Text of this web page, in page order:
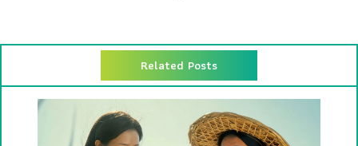
Related Posts